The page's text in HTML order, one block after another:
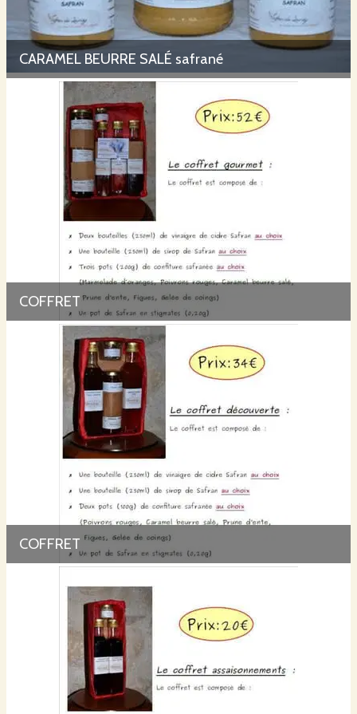
CARAMEL BEURRE SALÉ safrané
COFFRET
COFFRET